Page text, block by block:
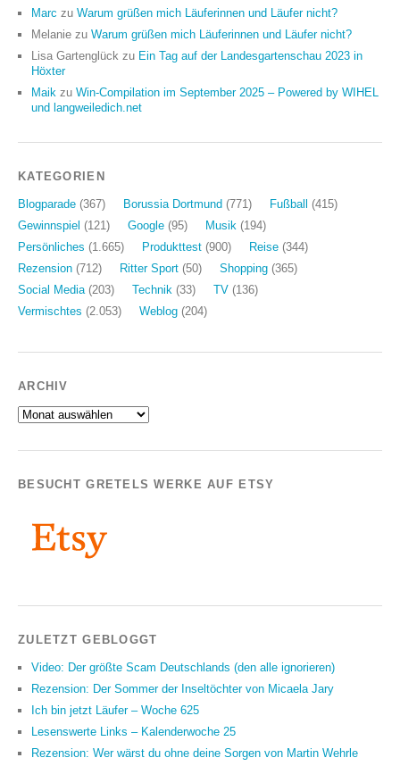
Marc zu Warum grüßen mich Läuferinnen und Läufer nicht?
Melanie zu Warum grüßen mich Läuferinnen und Läufer nicht?
Lisa Gartenglück zu Ein Tag auf der Landesgartenschau 2023 in
Höxter
Maik zu Win-Compilation im September 2025 – Powered by WIHEL
und langweiledich.net
KATEGORIEN
Blogparade (367) Borussia Dortmund (771) Fußball
(415)
Gewinnspiel (121) Google (95) Musik (194)
Persönliches (1.665) Produkttest (900) Reise (344)
Rezension (712) Ritter Sport (50) Shopping (365)
Social Media(203) Technik (33) TV (136)
Vermischtes (2.053) Weblog (204)
ARCHIV
Archiv
BESUCHT GRETELS WERKE AUF ETSY
ZULETZT GEBLOGGT
Video: Der größte Scam Deutschlands (den alle ignorieren)
Rezension: Der Sommer der Inseltöchter von Micaela Jary
Ich bin jetzt Läufer – Woche 625
Lesenswerte Links – Kalenderwoche 25
Rezension: Wer wärst du ohne deine Sorgen von Martin Wehrle